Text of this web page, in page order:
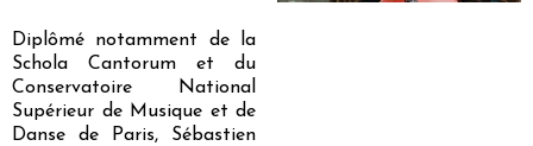
Diplômé notamment de la
Schola Cantorum et du
Conservatoire National
Supérieur de Musique et de
Danse de Paris, Sébastien